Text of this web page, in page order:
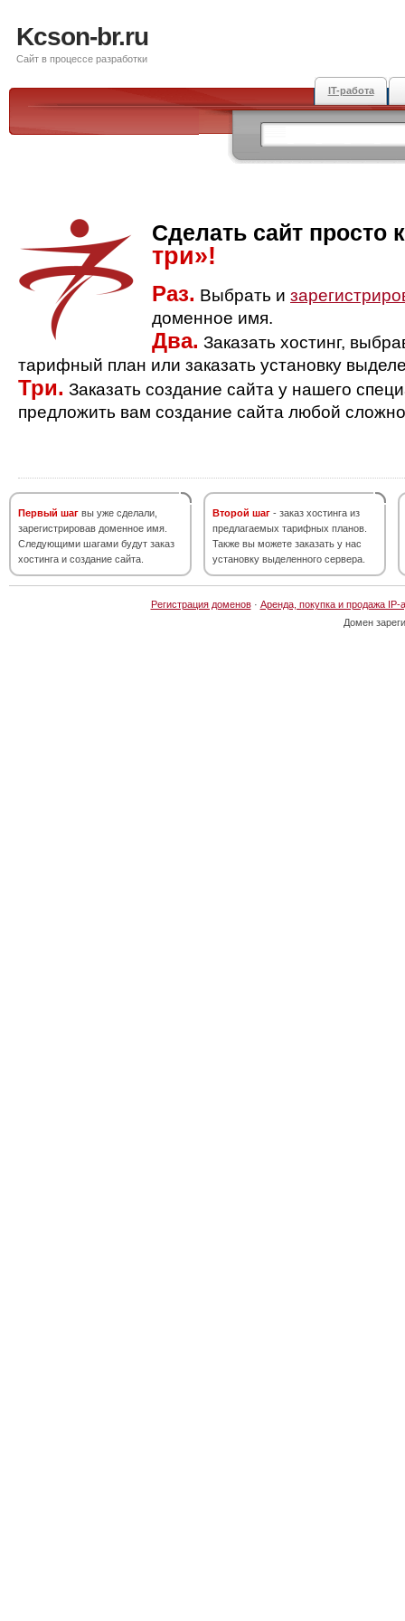
Kcson-br.ru
Сайт в процессе разработки
IT-работа
Сделать сайт просто
три»!
Раз. Выбрать и
доменное имя.
Два. Заказать хостинг,
тарифный план или заказать установку
Три. Заказать создание сайта у нашего
предложить вам создание сайта любой
Первый шаг вы уже сделали,
зарегистрировав доменное имя.
Следующими шагами будут заказ
хостинга и создание сайта.
Второй шаг - заказ хостинга из
предлагаемых тарифных планов.
Также вы можете заказать у нас
установку выделенного сервера.
Регистрация доменов· Аренда, покупка и продажа IP-
Домен